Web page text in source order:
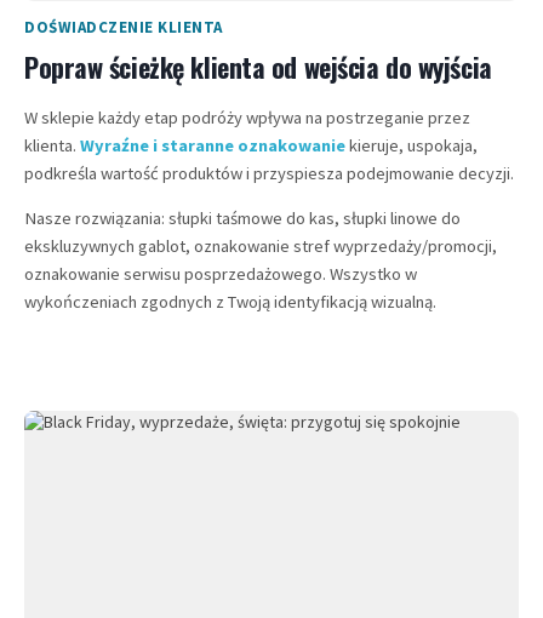
DOŚWIADCZENIE KLIENTA
Popraw ścieżkę klienta od wejścia do wyjścia
W sklepie każdy etap podróży wpływa na postrzeganie przez
klienta. Wyraźne i staranne oznakowaniekieruje, uspokaja,
podkreśla wartość produktów i przyspiesza podejmowanie decyzji.
Nasze rozwiązania: słupki taśmowe do kas, słupki linowe do
ekskluzywnych gablot, oznakowanie stref wyprzedaży/promocji,
oznakowanie serwisu posprzedażowego. Wszystko w
wykończeniach zgodnych z Twoją identyfikacją wizualną.